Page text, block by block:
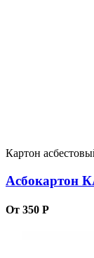
Картон
Асбокартон
От 350 Р